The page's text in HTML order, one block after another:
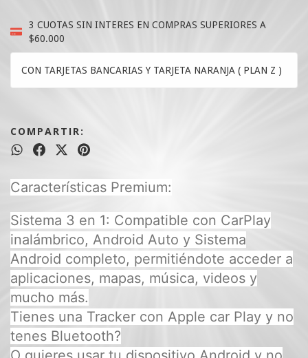
3 CUOTAS SIN INTERES EN COMPRAS SUPERIORES A
$60.000
CON TARJETAS BANCARIAS Y TARJETA NARANJA ( PLAN Z )
COMPARTIR:
Características Premium:
Sistema 3 en 1: Compatible con CarPlay
inalámbrico, Android Auto y Sistema
Android completo, permitiéndote acceder a
aplicaciones, mapas, música, videos y
mucho más.
Tienes una Tracker con Apple car Play y no
tenes Bluetooth?